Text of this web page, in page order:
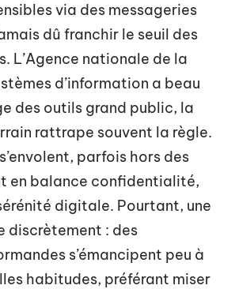
via des messageries
dû franchir le seuil des
L’Agence nationale de la
d’information a beau
des outils grand public, la
rattrape souvent la règle.
parfois hors des
en balance confidentialité,
digitale. Pourtant, une
discrètement : des
s’émancipent peu à
habitudes, préférant miser